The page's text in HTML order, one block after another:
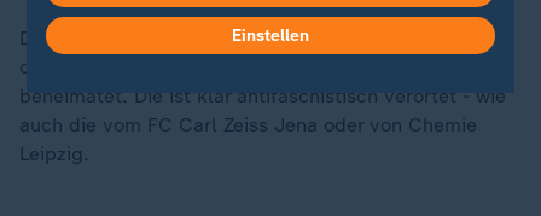
Dort - im Karl-Liebknecht-Stadion - ist normalerweise
die Fanszene des Regionalligisten Babelsberg 03
beheimatet. Die ist klar antifaschistisch verortet - wie
auch die vom FC Carl Zeiss Jena oder von Chemie
Leipzig.
Einstellen